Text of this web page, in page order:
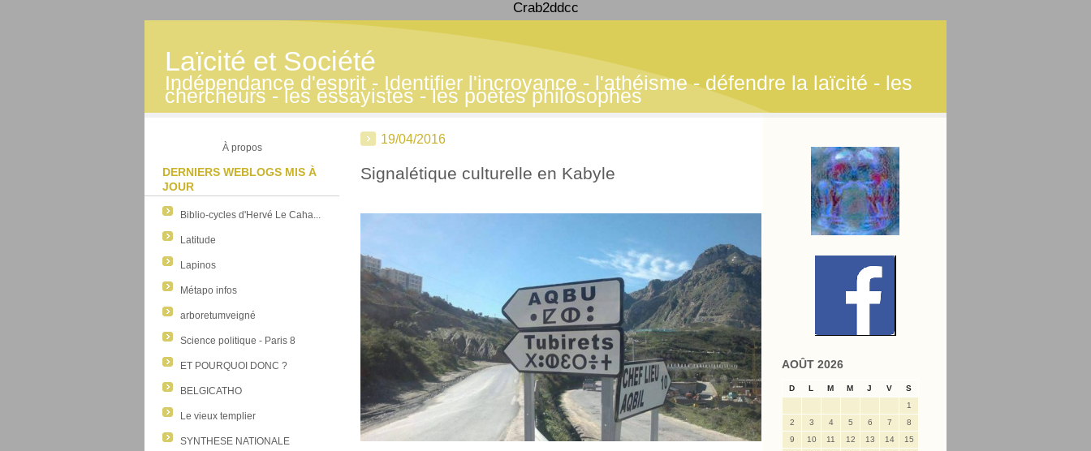
Crab2ddcc
Laïcité et Société
Indépendance d'esprit - Identifier l'incroyance - l'athéisme - défendre la laïcité - les
chercheurs - les essayistes - les poètes philosophes
À propos
DERNIERS WEBLOGS MIS À
JOUR
Biblio-cycles d'Hervé Le Caha...
Latitude
Lapinos
Métapo infos
arboretumveigné
Science politique - Paris 8
ET POURQUOI DONC ?
BELGICATHO
Le vieux templier
SYNTHESE NATIONALE
AOÛT 2026
D L M M J V
S
1
2
3 4 5 6 7
8
9
10 11 12 13 14
15
19/04/2016
Signalétique culturelle en Kabyle